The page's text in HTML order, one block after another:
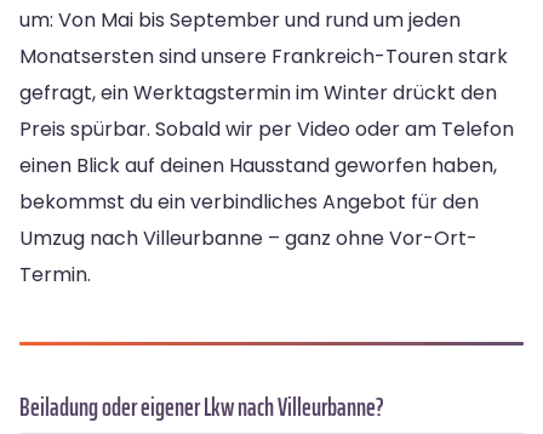
um: Von Mai bis September und rund um jeden
Monatsersten sind unsere Frankreich-Touren stark
gefragt, ein Werktagstermin im Winter drückt den
Preis spürbar. Sobald wir per Video oder am Telefon
einen Blick auf deinen Hausstand geworfen haben,
bekommst du ein verbindliches Angebot für den
Umzug nach Villeurbanne – ganz ohne Vor-Ort-
Termin.
Beiladung oder eigener Lkw nach Villeurbanne?